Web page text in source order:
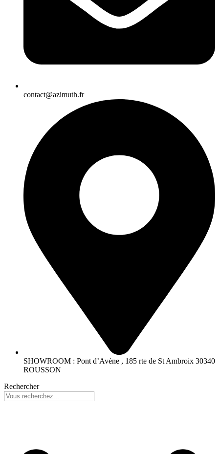
contact@azimuth.fr
SHOWROOM : Pont d’Avène , 185 rte de St Ambroix 30340
ROUSSON
Rechercher